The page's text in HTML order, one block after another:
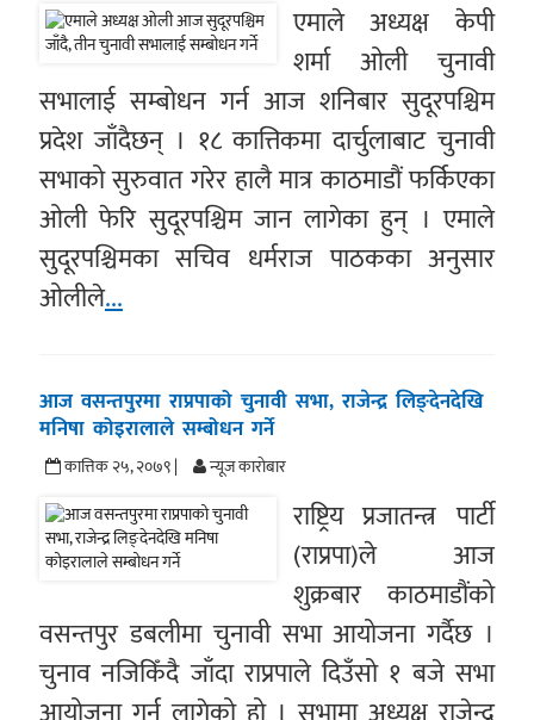
एमाले अध्यक्ष केपी
शर्मा ओली चुनावी
सभालाई सम्बोधन गर्न आज शनिबार सुदूरपश्चिम
प्रदेश जाँदैछन् । १८ कात्तिकमा दार्चुलाबाट चुनावी
सभाको सुरुवात गरेर हालै मात्र काठमाडौं फर्किएका
ओली फेरि सुदूरपश्चिम जान लागेका हुन् । एमाले
सुदूरपश्चिमका सचिव धर्मराज पाठकका अनुसार
ओलीले...
आज वसन्तपुरमा राप्रपाको चुनावी सभा, राजेन्द्र लिङ्देनदेखि
मनिषा कोइरालाले सम्बोधन गर्ने
कात्तिक २५, २०७९ | न्यूज काराेबार
राष्ट्रिय प्रजातन्त्र पार्टी
(राप्रपा)ले आज
शुक्रबार काठमाडौंको
वसन्तपुर डबलीमा चुनावी सभा आयोजना गर्दैछ ।
चुनाव नजिकिँदै जाँदा राप्रपाले दिउँसो १ बजे सभा